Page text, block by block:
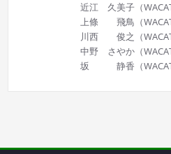
近江 久美子（
上條 飛鳥（
川西 俊之（
中野 さやか（
坂 静香（WACATE